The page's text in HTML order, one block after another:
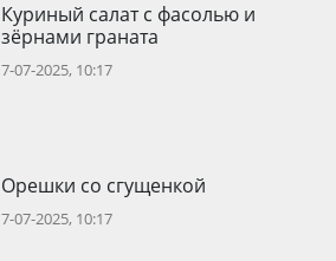
Куриный салат с фасолью и
зёрнами граната
7-07-2025, 10:17
Орешки со сгущенкой
7-07-2025, 10:17